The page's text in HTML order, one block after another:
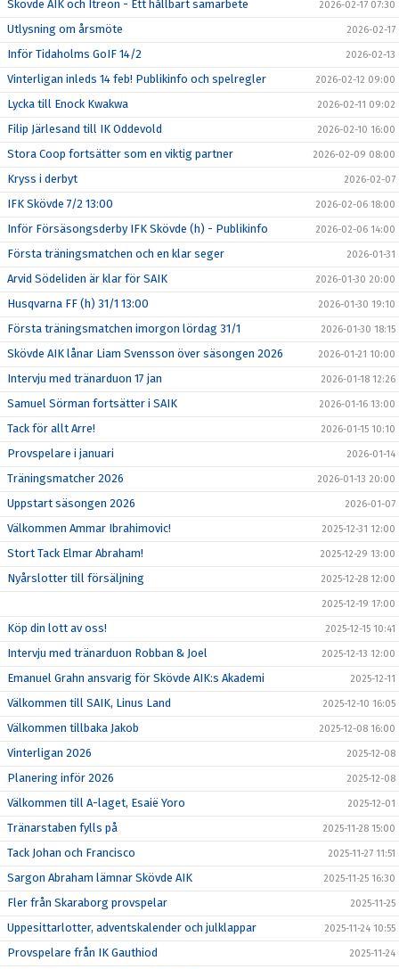
Skövde AIK och Itreon - Ett hållbart samarbete 2026-02-17 07:30
Utlysning om årsmöte 2026-02-17
Inför Tidaholms GoIF 14/2 2026-02-13
Vinterligan inleds 14 feb! Publikinfo och spelregler 2026-02-12 09:00
Lycka till Enock Kwakwa 2026-02-11 09:02
Filip Järlesand till IK Oddevold 2026-02-10 16:00
Stora Coop fortsätter som en viktig partner 2026-02-09 08:00
Kryss i derbyt 2026-02-07
IFK Skövde 7/2 13:00 2026-02-06 18:00
Inför Försäsongsderby IFK Skövde (h) - Publikinfo 2026-02-06 14:00
Första träningsmatchen och en klar seger 2026-01-31
Arvid Södeliden är klar för SAIK 2026-01-30 20:00
Husqvarna FF (h) 31/1 13:00 2026-01-30 19:10
Första träningsmatchen imorgon lördag 31/1 2026-01-30 18:15
Skövde AIK lånar Liam Svensson över säsongen 2026 2026-01-21 10:00
Intervju med tränarduon 17 jan 2026-01-18 12:26
Samuel Sörman fortsätter i SAIK 2026-01-16 13:00
Tack för allt Arre! 2026-01-15 10:10
Provspelare i januari 2026-01-14
Träningsmatcher 2026 2026-01-13 20:00
Uppstart säsongen 2026 2026-01-07
Välkommen Ammar Ibrahimovic! 2025-12-31 12:00
Stort Tack Elmar Abraham! 2025-12-29 13:00
Nyårslotter till försäljning 2025-12-28 12:00
2025-12-19 17:00
Köp din lott av oss! 2025-12-15 10:41
Intervju med tränarduon Robban & Joel 2025-12-13 12:00
Emanuel Grahn ansvarig för Skövde AIK:s Akademi 2025-12-11
Välkommen till SAIK, Linus Land 2025-12-10 16:05
Välkommen tillbaka Jakob 2025-12-08 16:00
Vinterligan 2026 2025-12-08
Planering inför 2026 2025-12-08
Välkommen till A-laget, Esaië Yoro 2025-12-01
Tränarstaben fylls på 2025-11-28 15:00
Tack Johan och Francisco 2025-11-27 11:51
Sargon Abraham lämnar Skövde AIK 2025-11-25 16:30
Fler från Skaraborg provspelar 2025-11-25
Uppesittarlotter, adventskalender och julklappar 2025-11-24 10:55
Provspelare från IK Gauthiod 2025-11-24